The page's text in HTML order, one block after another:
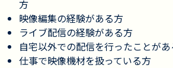
方
映像編集の経験がある方
ライブ配信の経験がある方
自宅以外での配信を行ったことが
仕事で映像機材を扱っている方